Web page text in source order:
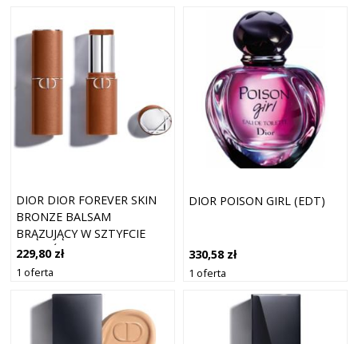
DIOR DIOR FOREVER SKIN
BRONZE BALSAM
BRĄZUJĄCY W SZTYFCIE
ODCIEŃ 05 INTENSE TAN 8
G
229,80 zł
1 oferta
DIOR POISON GIRL (EDT)
330,58 zł
1 oferta